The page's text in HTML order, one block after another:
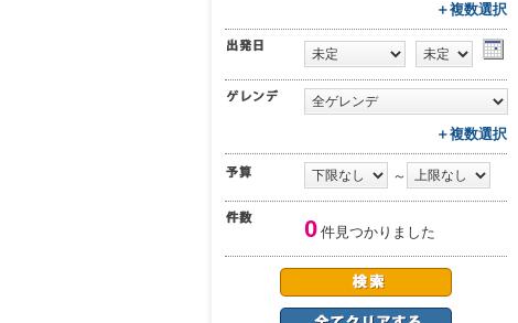
＋複数選択
＋複数選択
～
0 件見つかりました